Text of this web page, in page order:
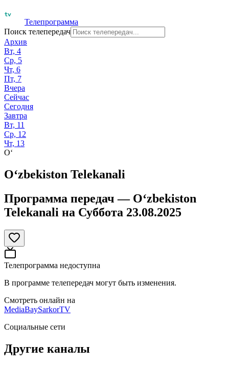
Телепрограмма
Поиск телепередач
Архив
Вт, 4
Ср, 5
Чт, 6
Пт, 7
Вчера
Сейчас
Сегодня
Завтра
Вт, 11
Ср, 12
Чт, 13
O‘
O‘zbekiston Telekanali
Программа передач — O‘zbekiston
Telekanali на Суббота 23.08.2025
Телепрограмма недоступна
В программе телепередач могут быть изменения.
Смотреть онлайн на
MediaBaySarkorTV
Социальные сети
Другие каналы